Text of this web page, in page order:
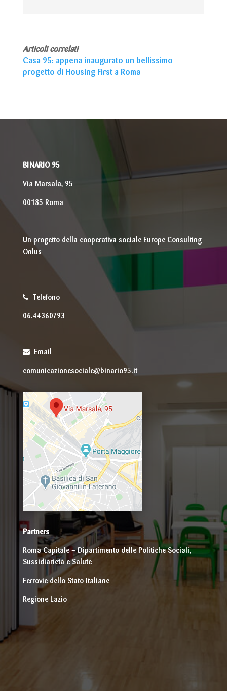
Articoli correlati
Casa 95: appena inaugurato un bellissimo
progetto di Housing First a Roma
BINARIO 95
Via Marsala, 95
00185 Roma
Un progetto della cooperativa sociale Europe Consulting
Onlus
Telefono
06.44360793
Email
comunicazionesociale@binario95.it
Partners
Roma Capitale – Dipartimento delle Politiche Sociali,
Sussidiarietà e Salute
Ferrovie dello Stato Italiane
Regione Lazio